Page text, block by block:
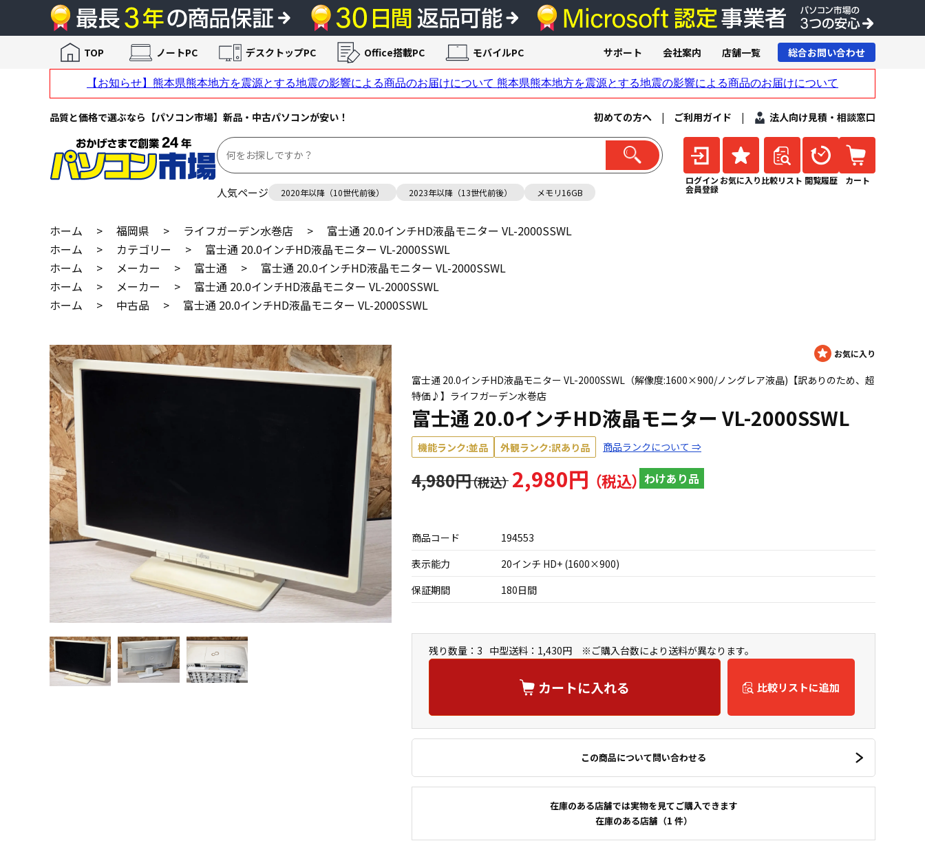
品質と価格で選ぶなら【パソコン市場】新品・中古パソコンが安い！ 初めての方へ | ご利用ガイド | 法人向け見積・相談窓口
人気ページ 2020年以降（10世代前後） 2023年以降（13世代前後） メモリ16GB
ログイン
会員登録
お気に入り 比較リスト 閲覧履歴 カート
TOP ノートPC デスクトップPC Office搭載PC モバイルPC サポート 会社案内 店舗一覧 総合お問い合わせ
ホーム > 福岡県 > ライフガーデン水巻店 >
富士通 20.0インチHD液晶モニター VL-2000SSWL
ホーム
> カテゴリー >
富士通 20.0インチHD液晶モニター VL-2000SSWL
ホーム
> メーカー > 富士通 >
富士通 20.0インチHD液晶モニター VL-2000SSWL
ホーム
> メーカー >
富士通 20.0インチHD液晶モニター VL-2000SSWL
ホーム
> 中古品 > 富士通 20.0インチHD液晶モニター VL-2000SSWL
富士通 20.0インチHD液晶モニター VL-2000SSWL（解像度:1600×900/ノングレア液晶)【訳ありのため、超
特価♪】ライフガーデン水巻店
富士通 20.0インチHD液晶モニター VL-2000SSWL
機能ランク:並品 外観ランク:訳あり品 商品ランクについて ⇒
2,980円 わけあり品
4,980円
商品コード
194553
表示能力
20インチ HD+ (1600×900)
保証期間
180日間
残り数量：3 中型送料：1,430円 ※ご購入台数により送料が異なります。
カートに入れる 比較リストに追加
この商品について問い合わせる
在庫のある店舗では実物を見てご購入できます
在庫のある店舗（1 件）